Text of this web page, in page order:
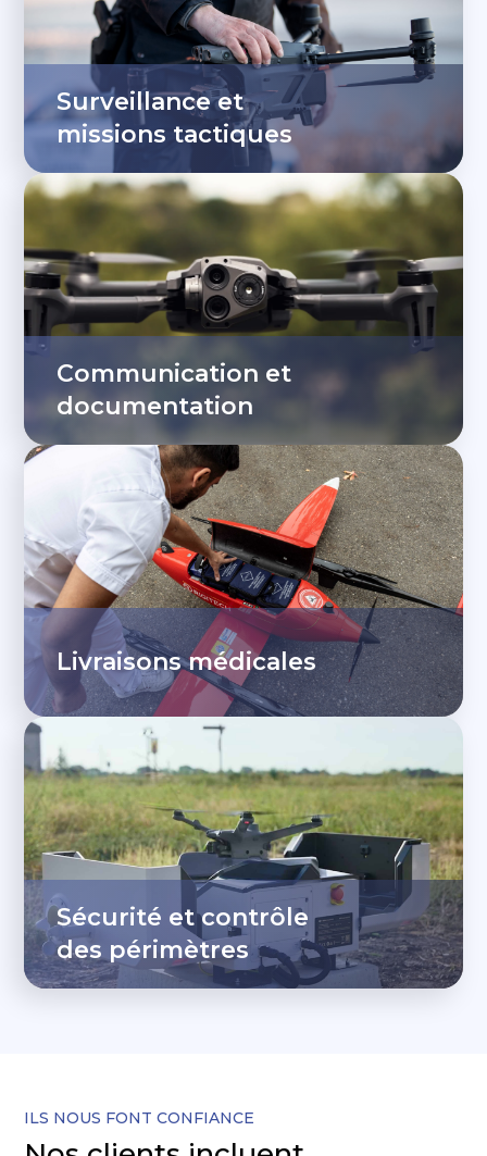
Surveillance et
missions tactiques
Communication et
documentation
Livraisons médicales
Sécurité et contrôle
des périmètres
ILS NOUS FONT CONFIANCE